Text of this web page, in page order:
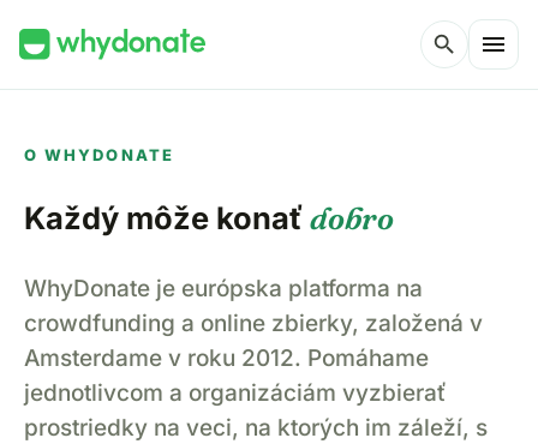
search menu
O WHYDONATE
Každý môže konaťdobro
WhyDonate je európska platforma na
crowdfunding a online zbierky, založená v
Amsterdame v roku 2012. Pomáhame
jednotlivcom a organizáciám vyzbierať
prostriedky na veci, na ktorých im záleží, s